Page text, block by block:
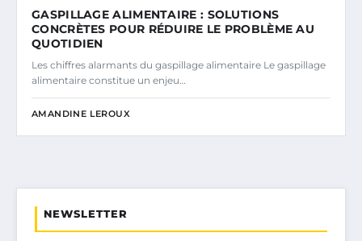
GASPILLAGE ALIMENTAIRE : SOLUTIONS
CONCRÈTES POUR RÉDUIRE LE PROBLÈME AU
QUOTIDIEN
Les chiffres alarmants du gaspillage alimentaire Le gaspillage
alimentaire constitue un enjeu…
AMANDINE LEROUX
NEWSLETTER